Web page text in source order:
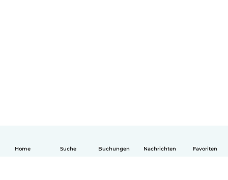
Home Suche Buchungen Nachrichten Favoriten